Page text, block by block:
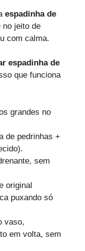
espadinha de
no jeito de
com calma.
espadinha de
que funciona
grandes no
de pedrinhas +
sem
original
puxando só
vaso,
em volta, sem